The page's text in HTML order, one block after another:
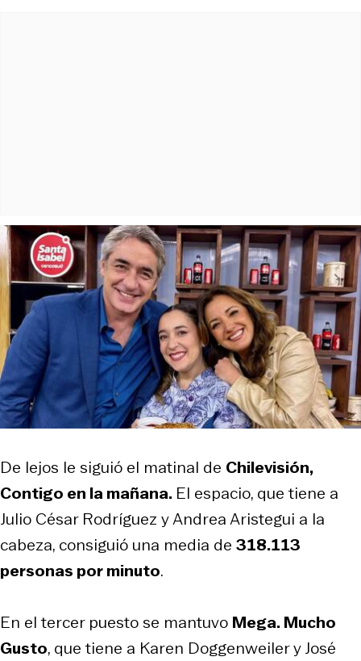
De lejos le siguió el matinal de Chilevisión,
Contigo en la mañana. El espacio, que tiene a
Julio César Rodríguez y Andrea Aristegui a la
cabeza, consiguió una media de 318.113
personas por minuto.
En el tercer puesto se mantuvo Mega. Mucho
Gusto, que tiene a Karen Doggenweiler y José